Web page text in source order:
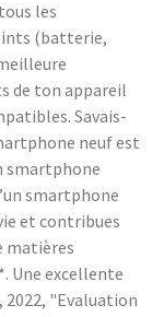
les
(batterie,
de ton appareil
Savais-
neuf est
smartphone
smartphone
et contribues
matières
Une excellente
2022, "Evaluation